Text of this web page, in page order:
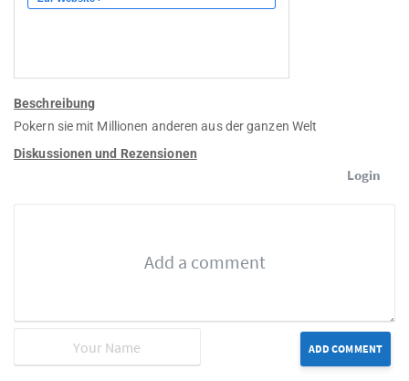
Beschreibung
Pokern sie mit Millionen anderen aus der ganzen Welt
Diskussionen und Rezensionen
Login
ADD COMMENT